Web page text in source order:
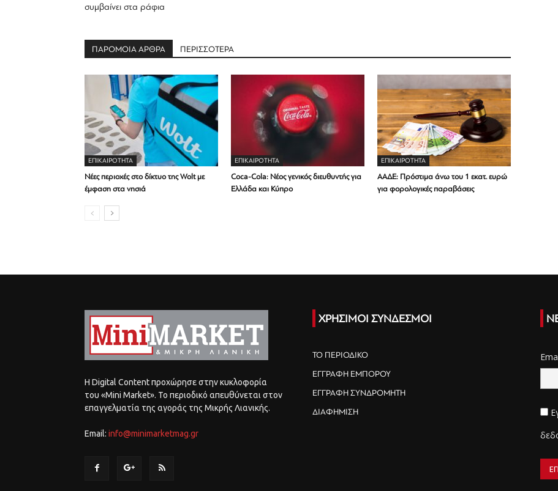
συμβαίνει στα ράφια
ΠΑΡΟΜΟΙΑ ΑΡΘΡΑ ΠΕΡΙΣΣΟΤΕΡΑ
ΕΠΙΚΑΙΡΟΤΗΤΑ
Νέες περιοχές στο δίκτυο της Wolt με
έμφαση στα νησιά
ΕΠΙΚΑΙΡΟΤΗΤΑ
Coca-Cola: Νέος γενικός διευθυντής για
Ελλάδα και Κύπρο
ΕΠΙΚΑΙΡΟΤΗΤΑ
ΑΑΔΕ: Πρόστιμα άνω του 1 εκατ. ευρώ
για φορολογικές παραβάσεις
Η Digital Content προχώρησε στην κυκλοφορία
του «Mini Market». Το περιοδικό απευθύνεται στον
επαγγελματία της αγοράς της Μικρής Λιανικής.
Email: info@minimarketmag.gr
ΧΡΗΣΙΜΟΙ ΣΥΝΔΕΣΜΟΙ
ΤΟ ΠΕΡΙΟΔΙΚΟ
ΕΓΓΡΑΦΗ ΕΜΠΟΡΟΥ
ΕΓΓΡΑΦΗ ΣΥΝΔΡΟΜΗΤΗ
ΔΙΑΦΗΜΙΣΗ